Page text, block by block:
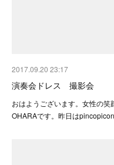
2017.09.20 23:17
演奏会ドレス 撮影会
おはようございます。女性の
OHARAです。昨日は